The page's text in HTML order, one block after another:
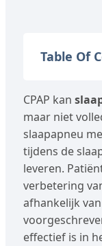
Table Of
CPAP kan
maar niet
slaapapneu
tijdens de
leveren.
verbetering
afhankelijk
effectief is in